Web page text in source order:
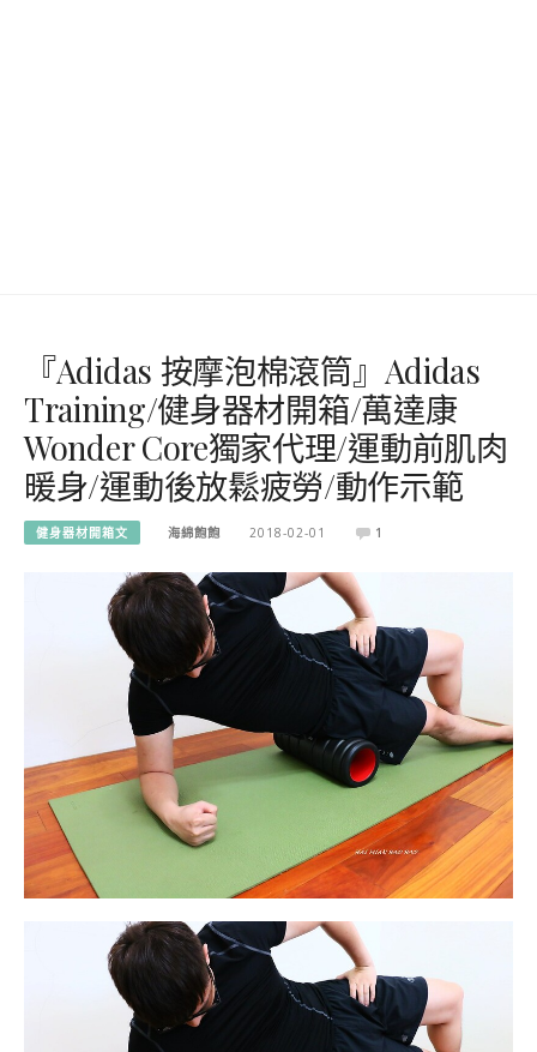
『Adidas 按摩泡棉滾筒』Adidas
Training/健身器材開箱/萬達康
Wonder Core獨家代理/運動前肌肉
暖身/運動後放鬆疲勞/動作示範
健身器材開箱文 海綿飽飽 2018-02-01 1